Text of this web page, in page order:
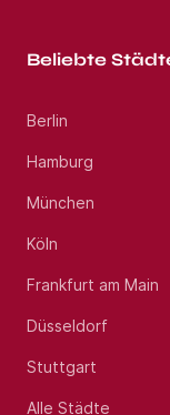
Beliebte
Berlin
Hamburg
München
Köln
Frankfurt am Main
Düsseldorf
Stuttgart
Alle Städte